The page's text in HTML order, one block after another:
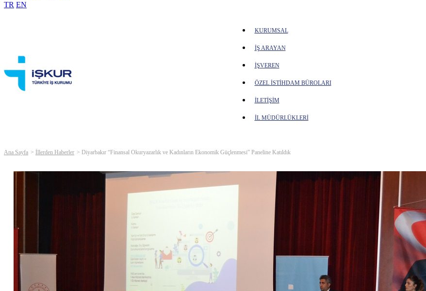
TR EN
KURUMSAL
İŞ ARAYAN
İŞVEREN
ÖZEL İSTİHDAM BÜROLARI
İLETİŞİM
İL MÜDÜRLÜKLERİ
Ana Sayfa İllerden Haberler Diyarbakır “Finansal Okuryazarlık ve Kadınların Ekonomik Güçlenmesi” Paneline Katıldık